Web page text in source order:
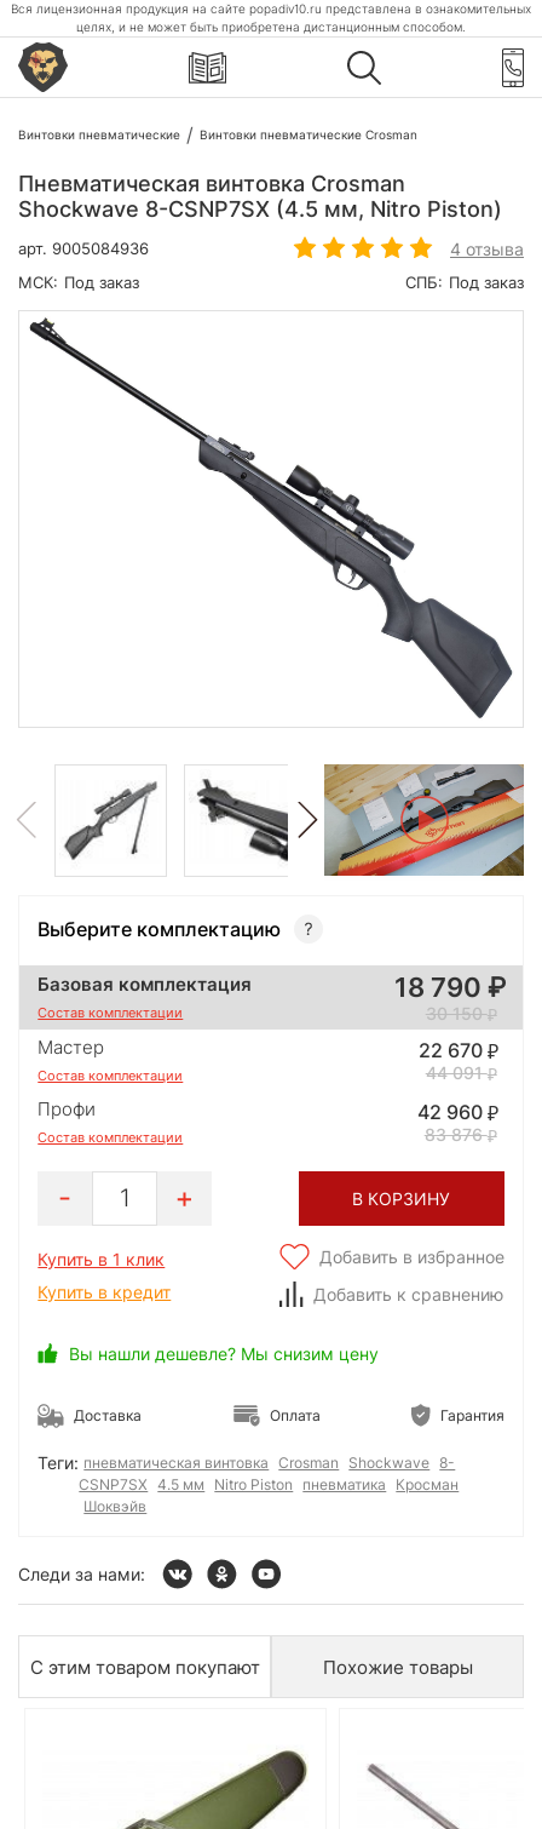
Вся лицензионная продукция на сайте popadiv10.ru представлена в ознакомительных
целях, и не может быть приобретена дистанционным способом.
Винтовки пневматические Винтовки пневматические Crosman
Пневматическая винтовка Crosman
Shockwave 8-CSNP7SX (4.5 мм, Nitro Piston)
арт. 9005084936 4 отзыва
МСК: Под заказ СПБ: Под заказ
Выберите комплектацию
Базовая комплектация
Состав комплектации
18 790
30 150
Мастер
Состав комплектации
22 670
44 091
Профи
Состав комплектации
42 960
83 876
1 В КОРЗИНУ
Купить в 1 клик
Купить в кредит
Добавить в избранное
Добавить к сравнению
Вы нашли дешевле? Мы снизим цену
Доставка Оплата Гарантия
Теги: пневматическая винтовка Crosman Shockwave 8-
CSNP7SX
4.5 мм Nitro Piston пневматика
Кросман
Шоквэйв
Следи за нами:
С этим товаром покупают Похожие товары